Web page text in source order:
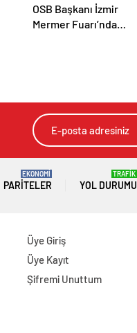
OSB Başkanı İzmir
Mermer Fuarı’nda
PARITELER
EKONOMİ
YOL DURUMU
TRAFİK
Üye Giriş
Üye Kayıt
Şifremi Unuttum